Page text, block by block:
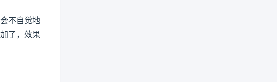
不自觉地
了，效果